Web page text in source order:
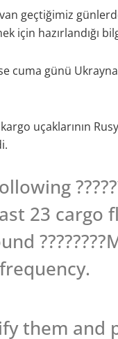
geçtiğimiz
için hazırlandığı
cuma günü
uçaklarının
23 cargo
them and